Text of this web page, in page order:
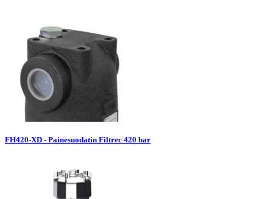
FH420-XD - Painesuodatin Filtrec 420 bar